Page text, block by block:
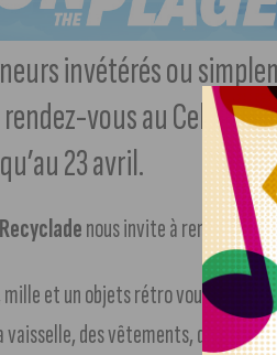
invétérés ou
vous au Cellier
23 avril.
nous invite à remonter
mille et un objets rétro vous
vaisselle, des vêtements, des